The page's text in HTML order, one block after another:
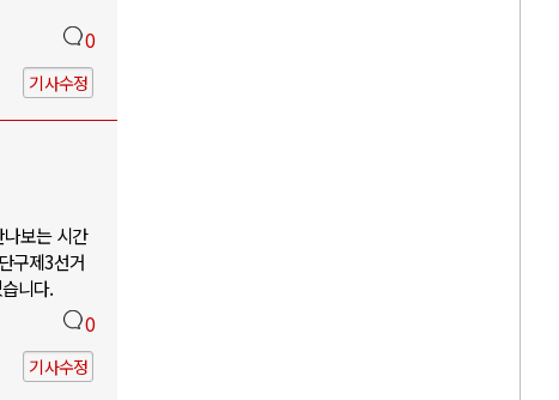
0
기사수정
나보는 시간
구제3선거
니다.
0
기사수정